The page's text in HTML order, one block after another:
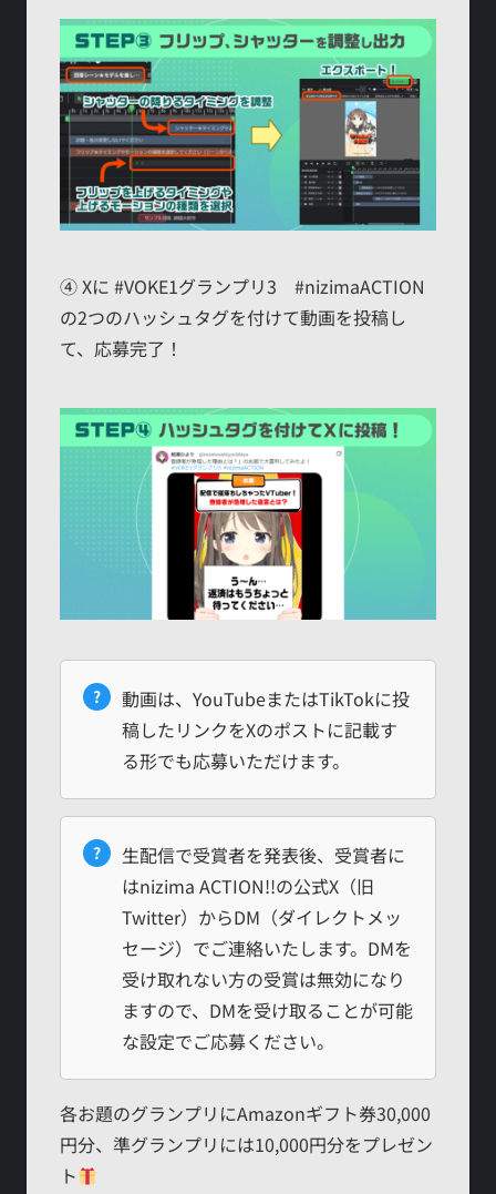
④ Xに #VOKE1グランプリ3 #nizimaACTION
の2つのハッシュタグを付けて動画を投稿し
て、応募完了！
?
動画は、YouTubeまたはTikTokに投
稿したリンクをXのポストに記載す
る形でも応募いただけます。
?
生配信で受賞者を発表後、受賞者に
はnizima ACTION!!の公式X（旧
Twitter）からDM（ダイレクトメッ
セージ）でご連絡いたします。DMを
受け取れない方の受賞は無効になり
ますので、DMを受け取ることが可能
な設定でご応募ください。
各お題のグランプリにAmazonギフト券30,000
円分、準グランプリには10,000円分をプレゼン
ト